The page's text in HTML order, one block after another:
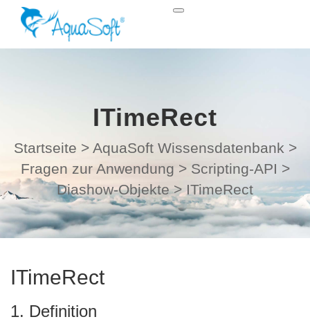
ITimeRect
Startseite > AquaSoft Wissensdatenbank >
Fragen zur Anwendung > Scripting-API >
Diashow-Objekte > ITimeRect
ITimeRect
1. Definition